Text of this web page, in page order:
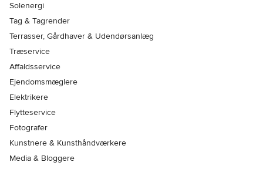
Solenergi
Tag & Tagrender
Terrasser, Gårdhaver & Udendørsanlæg
Træservice
Affaldsservice
Ejendomsmæglere
Elektrikere
Flytteservice
Fotografer
Kunstnere & Kunsthåndværkere
Media & Bloggere